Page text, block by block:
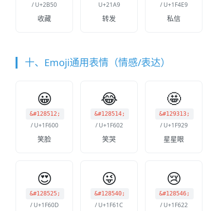
/ U+2B50
收藏
U+21A9
转发
/ U+1F4E9
私信
十、Emoji通用表情（情感/表达）
😀
&#128512;
/ U+1F600
笑脸
😂
&#128514;
/ U+1F602
笑哭
🤩
&#129313;
/ U+1F929
星星眼
😍
&#128525;
/ U+1F60D
😜
&#128540;
/ U+1F61C
😢
&#128546;
/ U+1F622